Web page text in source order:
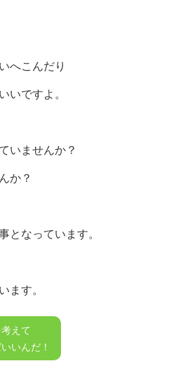
へこんだり
いですよ。
いませんか？
か？
となっています。
ます。
えて
いんだ！